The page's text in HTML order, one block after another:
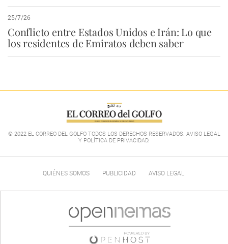
25/7/26
Conflicto entre Estados Unidos e Irán: Lo que
los residentes de Emiratos deben saber
© 2022 EL CORREO DEL GOLFO TODOS LOS DERECHOS RESERVADOS. AVISO LEGAL
Y POLÍTICA DE PRIVACIDAD.
QUIÉNES SOMOS PUBLICIDAD AVISO LEGAL